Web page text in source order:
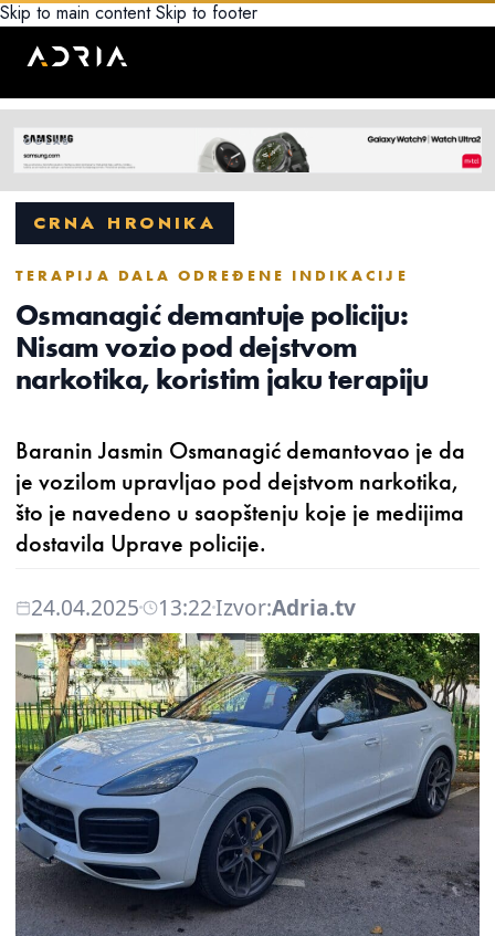
Skip to main content Skip to footer
CRNA HRONIKA
TERAPIJA DALA ODREĐENE INDIKACIJE
Osmanagić demantuje policiju:
Nisam vozio pod dejstvom
narkotika, koristim jaku terapiju
Baranin Jasmin Osmanagić demantovao je da
je vozilom upravljao pod dejstvom narkotika,
što je navedeno u saopštenju koje je medijima
dostavila Uprave policije.
24.04.2025 13:22Izvor:Adria.tv